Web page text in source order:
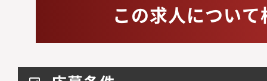
この求人につい